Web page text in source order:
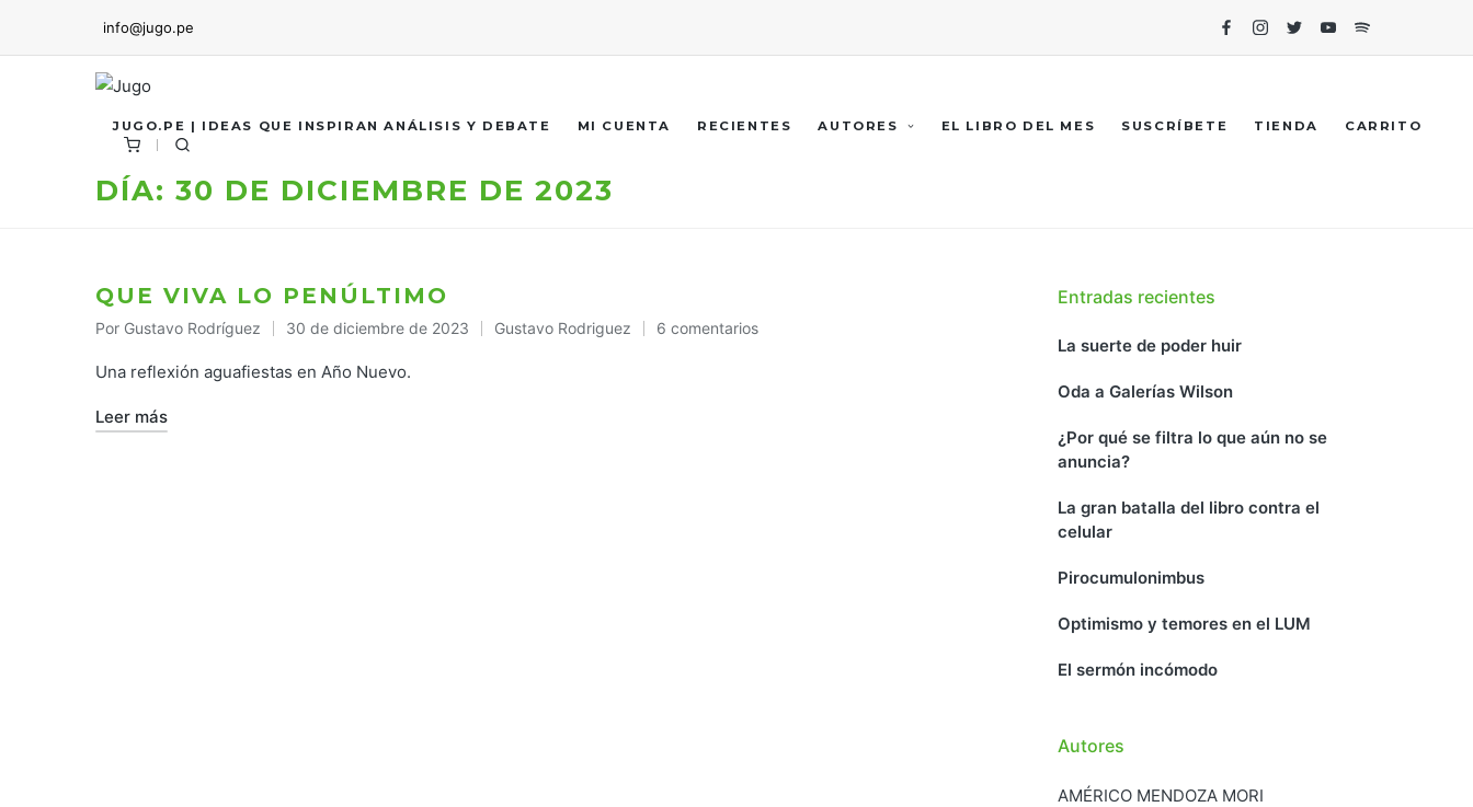
info@jugo.pe
FacebookInstagram
TwitterYoutubeSpotify
JUGO.PE | IDEAS QUE INSPIRAN ANÁLISIS Y DEBATE MI CUENTA RECIENTES AUTORES EL LIBRO DEL MES SUSCRÍBETE TIENDA CARRITO
DÍA: 30 DE DICIEMBRE DE 2023
QUE VIVA LO PENÚLTIMO
Publicado
por
Por Gustavo Rodríguez 30 de diciembre de 2023
Publicado
Gustavo Rodriguez 6 comentarios
Una reflexión aguafiestas en Año Nuevo.
Leer más
Entradas recientes
La suerte de poder huir
Oda a Galerías Wilson
¿Por qué se filtra lo que aún no se
anuncia?
La gran batalla del libro contra el
celular
Pirocumulonimbus
Optimismo y temores en el LUM
El sermón incómodo
Autores
AMÉRICO MENDOZA MORI